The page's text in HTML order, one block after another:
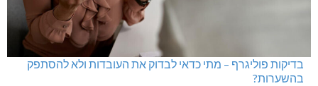
בדיקות פוליגרף – מתי כדאי לבדוק את העובדות ולא להסתפק
בהשערות?